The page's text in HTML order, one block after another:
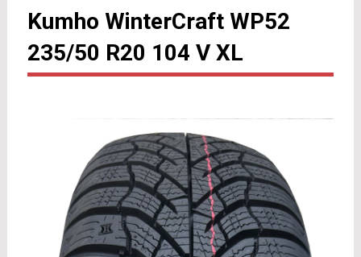
Kumho WinterCraft WP52
235/50 R20 104 V XL